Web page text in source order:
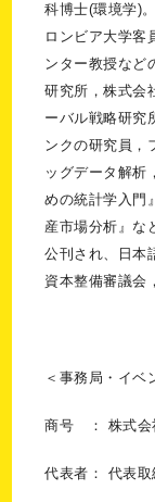
科博士(環境学)
ロンビア大学客
ンター教授など
研究所，株式会
ーバル戦略研究
ンクの研究員，
ッグデータ解析
めの統計学入門
産市場分析』な
公刊され、日本
資本整備審議会
＜事務局・イベ
商号 ： 株式会
代表者： 代表